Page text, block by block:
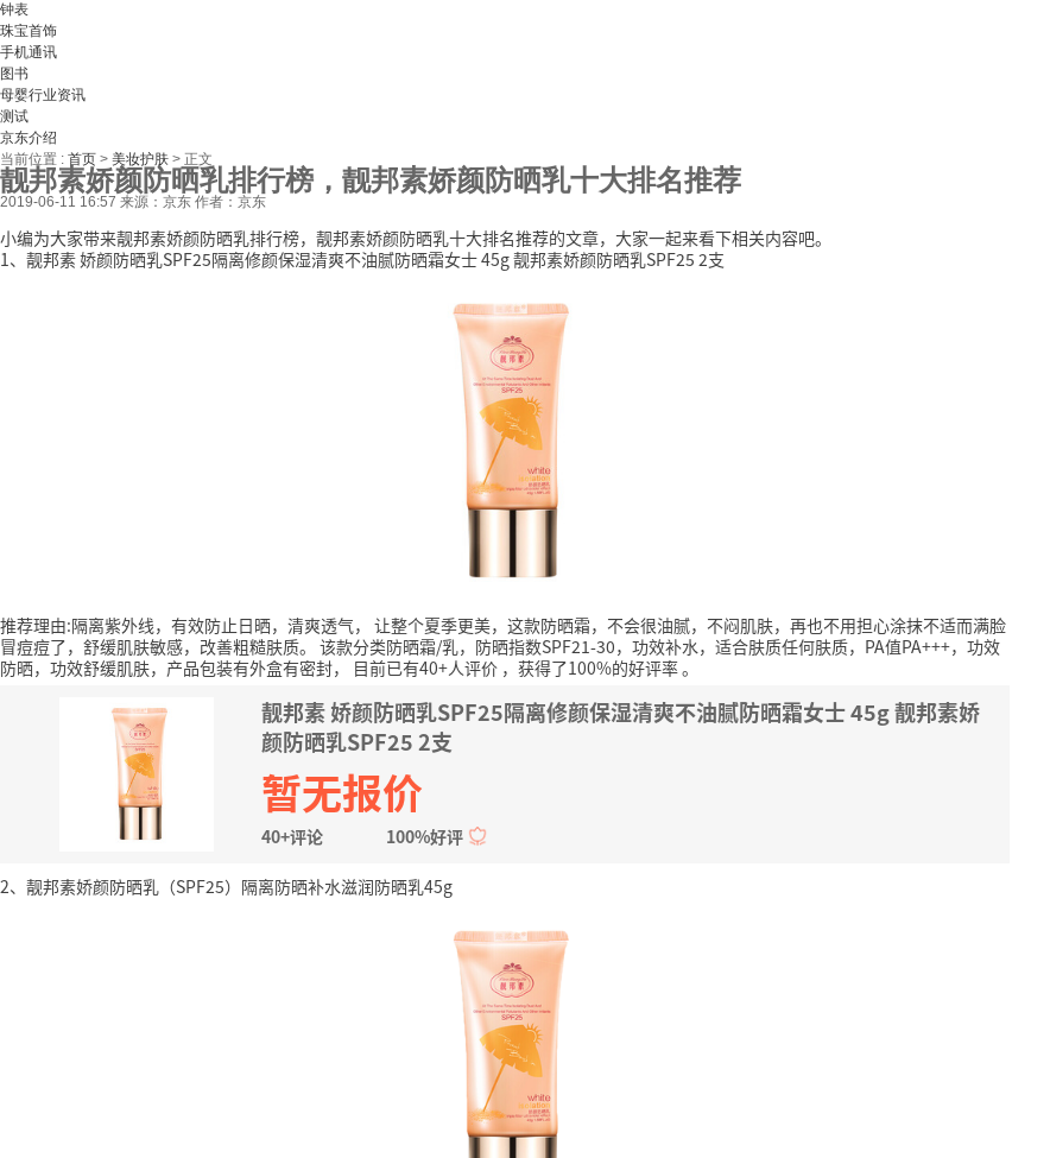
钟表
珠宝首饰
手机通讯
图书
母婴行业资讯
测试
京东介绍
当前位置 : 首页 > 美妆护肤 > 正文
靓邦素娇颜防晒乳排行榜，靓邦素娇颜防晒乳十大排名推荐
2019-06-11 16:57 来源：京东 作者：京东
小编为大家带来靓邦素娇颜防晒乳排行榜，靓邦素娇颜防晒乳十大排名推荐的文章，大家一起来看下相关内容吧。
1、靓邦素 娇颜防晒乳SPF25隔离修颜保湿清爽不油腻防晒霜女士 45g 靓邦素娇颜防晒乳SPF25 2支
推荐理由:隔离紫外线，有效防止日晒，清爽透气， 让整个夏季更美，这款防晒霜，不会很油腻，不闷肌肤，再也不用担心涂抹不适而满脸
冒痘痘了，舒缓肌肤敏感，改善粗糙肤质。 该款分类防晒霜/乳，防晒指数SPF21-30，功效补水，适合肤质任何肤质，PA值PA+++，功效
防晒，功效舒缓肌肤，产品包装有外盒有密封，
目前已有40+人评价 ，获得了100%的好评率。
靓邦素 娇颜防晒乳SPF25隔离修颜保湿清爽不油腻防晒霜女士 45g 靓邦素娇
颜防晒乳SPF25 2支
暂无报价
40+评论 100%好评
2、靓邦素娇颜防晒乳（SPF25）隔离防晒补水滋润防晒乳45g